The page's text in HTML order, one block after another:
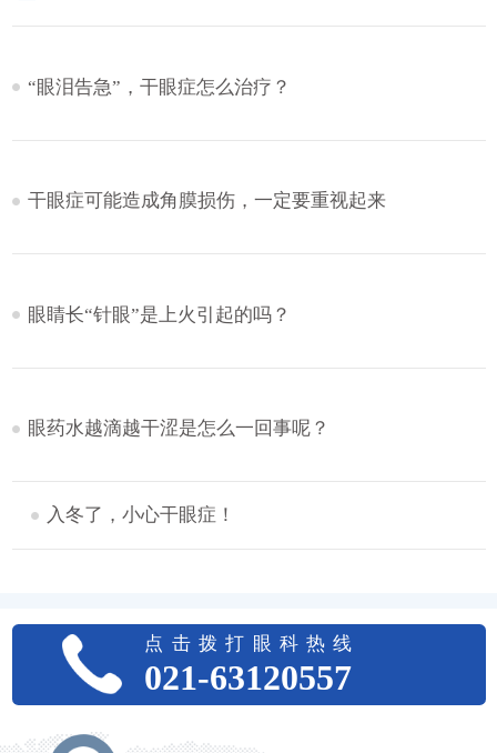
“眼泪告急”，干眼症怎么治疗？
干眼症可能造成角膜损伤，一定要重视起来
眼睛长“针眼”是上火引起的吗？
眼药水越滴越干涩是怎么一回事呢？
入冬了，小心干眼症！
点击拨打眼科热线
021-63120557